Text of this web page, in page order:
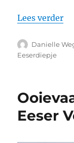
Lees verder
Auteur
Danielle
Eeserdiepje
Eeser